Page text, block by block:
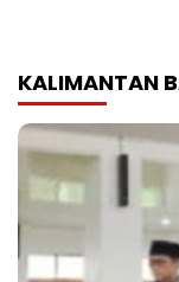
KALIMANTAN